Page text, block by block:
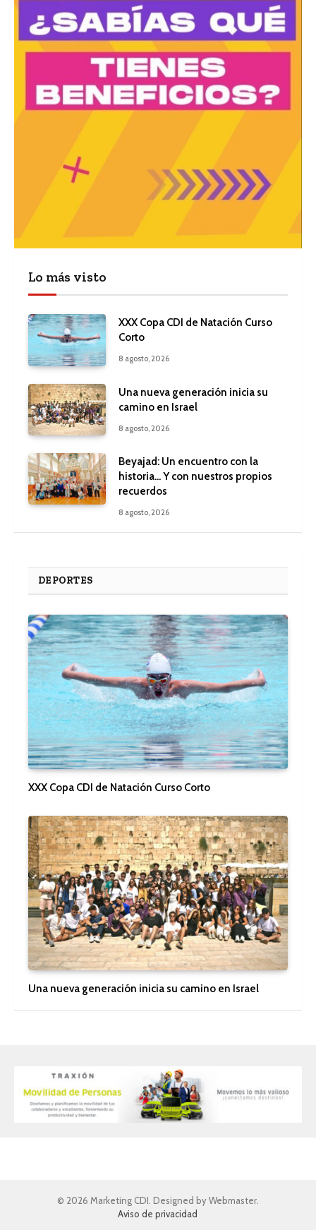
Lo más visto
XXX Copa CDI de Natación Curso
Corto
8 agosto, 2026
Una nueva generación inicia su
camino en Israel
8 agosto, 2026
Beyajad: Un encuentro con la
historia… Y con nuestros propios
recuerdos
8 agosto, 2026
DEPORTES
XXX Copa CDI de Natación Curso Corto
Una nueva generación inicia su camino en Israel
© 2026 Marketing CDI. Designed by Webmaster.
Aviso de privacidad